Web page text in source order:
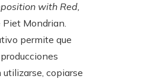
with Red,
Piet Mondrian.
permite que
copiarse